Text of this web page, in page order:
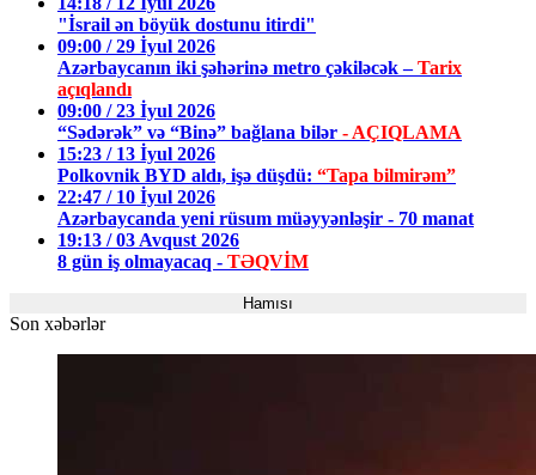
"İsrail ən böyük dostunu itirdi"
09:00 / 29 İyul 2026
Azərbaycanın iki şəhərinə metro çəkiləcək –Tarix
açıqlandı
09:00 / 23 İyul 2026
“Sədərək” və “Binə” bağlana bilər - AÇIQLAMA
15:23 / 13 İyul 2026
Polkovnik BYD aldı, işə düşdü: “Tapa bilmirəm”
22:47 / 10 İyul 2026
Azərbaycanda yeni rüsum müəyyənləşir - 70 manat
19:13 / 03 Avqust 2026
8 gün iş olmayacaq - TƏQVİM
Hamısı
Son xəbərlər